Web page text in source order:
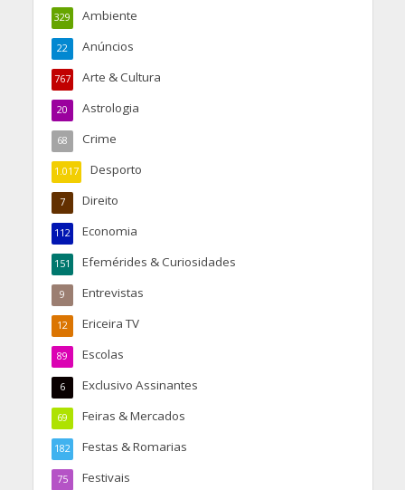
Ambiente
329
Anúncios
22
Arte & Cultura
767
Astrologia
20
Crime
68
Desporto
1.017
Direito
7
Economia
112
Efemérides & Curiosidades
151
Entrevistas
9
Ericeira TV
12
Escolas
89
Exclusivo Assinantes
6
Feiras & Mercados
69
Festas & Romarias
182
Festivais
75